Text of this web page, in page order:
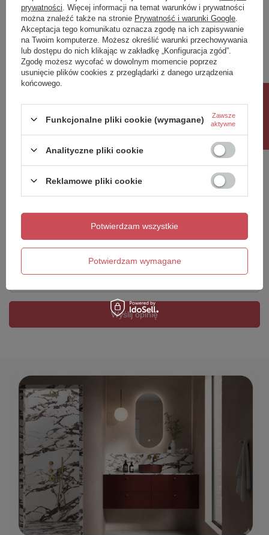
Napisz swoją opinię
Twoja ocena:
5/5
Dodaj własne zdjęcie produktu:
Twoje imię
Wyślij opinię
prywatności . Więcej informacji na temat warunków i prywatności
można znaleźć także na stronie Prywatność i warunki Google
Akceptacja tego komunikatu oznacza zgodę na ich zapisywanie
na Twoim komputerze. Możesz określić warunki przechowywania
lub dostępu do nich klikając w zakładkę „Konfiguracja zgód”.
Zgodę możesz wycofać w dowolnym momencie poprzez
usunięcie plików cookies z przeglądarki z danego urządzenia
końcowego.
Funkcjonalne pliki cookie (wymagane)
Zawsze
aktywne
Analityczne pliki cookie
Reklamowe pliki cookie
Potwierdzam wymagane
Potwierdzam wszystkie